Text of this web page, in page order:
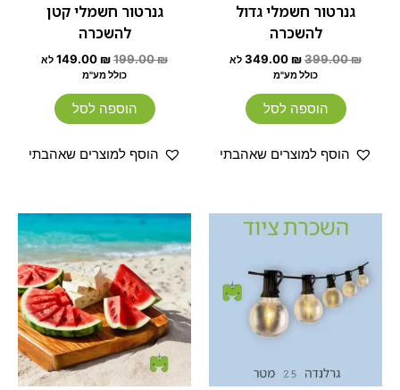
גנרטור חשמלי גדול
להשכרה
399.00₪
349.00 ₪
לא
כולל מע"מ
הוספה לסל
הוסף למוצרים שאהבתי
גנרטור חשמלי קטן
להשכרה
199.00₪
149.00 ₪
לא
כולל מע"מ
הוספה לסל
הוסף למוצרים שאהבתי
המחיר
המקורי
349.00 ₪.
המחיר
טווח
עד
זה
יש
מספר
סוגים.
ניתן
לבחור
את